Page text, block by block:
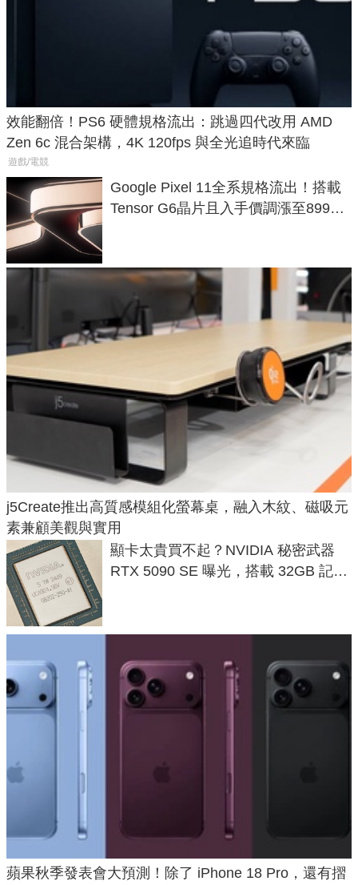
效能翻倍！PS6 硬體規格流出：跳過四代改用 AMD
Zen 6c 混合架構，4K 120fps 與全光追時代來臨
遊戲/電競
Google Pixel 11全系規格流出！搭載
Tensor G6晶片且入手價調漲至899美
j5Create推出高質感模組化螢幕桌，融入木紋、磁吸元
素兼顧美觀與實用
顯卡太貴買不起？NVIDIA 秘密武器
RTX 5090 SE 曝光，搭載 32GB 記憶
蘋果秋季發表會大預測！除了 iPhone 18 Pro，還有摺